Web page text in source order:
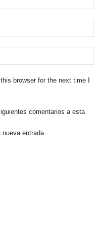
browser for the next time I
comentarios a esta
entrada.